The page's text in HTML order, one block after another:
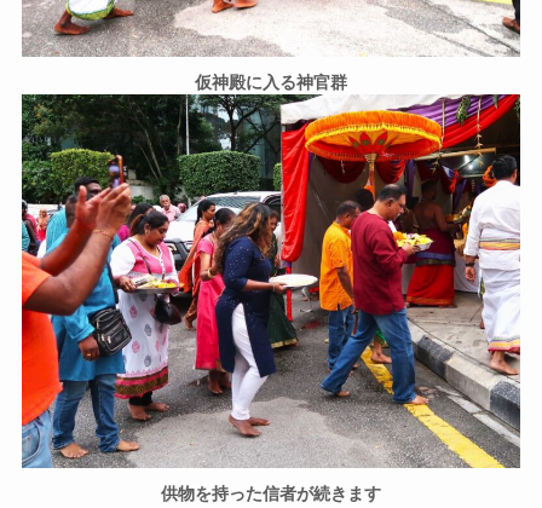
仮神殿に入る神官群
供物を持った信者が続きます